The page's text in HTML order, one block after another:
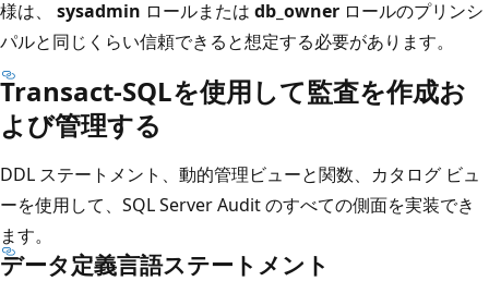
様は、 sysadmin ロールまたは db_owner ロールのプリンシ
パルと同じくらい信頼できると想定する必要があります。
Transact-SQLを使用して監査を作成お
よび管理する
DDL ステートメント、動的管理ビューと関数、カタログ ビュ
ーを使用して、SQL Server Audit のすべての側面を実装でき
ます。
データ定義言語ステートメント